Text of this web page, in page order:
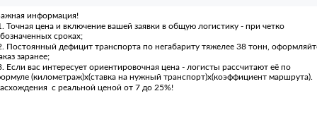
информация!
Точная цена и включение вашей заявки в общую логистику - при четко
сроках;
Постоянный дефицит транспорта по негабариту тяжелее 38 тонн,
заранее;
Если вас интересует ориентировочная цена - логисты рассчитают её по
(километраж)х(ставка на нужный транспорт)х(коэффициент маршрута).
с реальной ценой от 7 до 25%!